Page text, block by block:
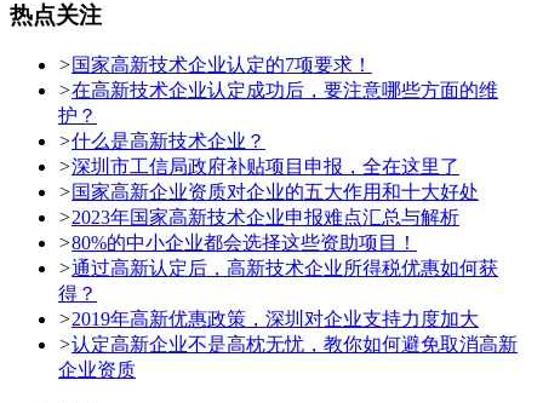
热点关注
>国家高新技术企业认定的7项要求！
>在高新技术企业认定成功后，要注意哪些方面的维
护？
>什么是高新技术企业？
>深圳市工信局政府补贴项目申报，全在这里了
>国家高新企业资质对企业的五大作用和十大好处
>2023年国家高新技术企业申报难点汇总与解析
>80%的中小企业都会选择这些资助项目！
>通过高新认定后，高新技术企业所得税优惠如何获
得？
>2019年高新优惠政策，深圳对企业支持力度加大
>认定高新企业不是高枕无忧，教你如何避免取消高新
企业资质